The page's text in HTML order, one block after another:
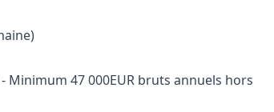
Minimum 47 000EUR bruts annuels hors